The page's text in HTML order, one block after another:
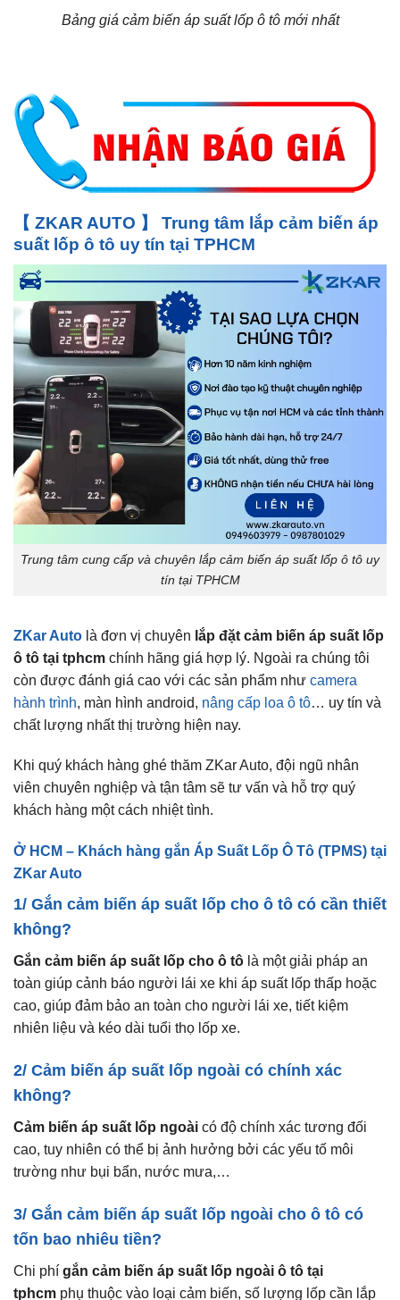
Bảng giá cảm biến áp suất lốp ô tô mới nhất
【 ZKAR AUTO 】 Trung tâm lắp cảm biến áp
suất lốp ô tô uy tín tại TPHCM
Trung tâm cung cấp và chuyên lắp cảm biến áp suất lốp ô tô uy
tín tại TPHCM
ZKar Auto là đơn vị chuyên lắp đặt cảm biến áp suất lốp
ô tô tại tphcm chính hãng giá hợp lý. Ngoài ra chúng tôi
còn được đánh giá cao với các sản phẩm như camera
hành trình, màn hình android, nâng cấp loa ô tô… uy tín và
chất lượng nhất thị trường hiện nay.
Khi quý khách hàng ghé thăm ZKar Auto, đội ngũ nhân
viên chuyên nghiệp và tận tâm sẽ tư vấn và hỗ trợ quý
khách hàng một cách nhiệt tình.
Ở HCM – Khách hàng gắn Áp Suất Lốp Ô Tô (TPMS) tại
ZKar Auto
1/ Gắn cảm biến áp suất lốp cho ô tô có cần thiết
không?
Gắn cảm biến áp suất lốp cho ô tô là một giải pháp an
toàn giúp cảnh báo người lái xe khi áp suất lốp thấp hoặc
cao, giúp đảm bảo an toàn cho người lái xe, tiết kiệm
nhiên liệu và kéo dài tuổi thọ lốp xe.
2/ Cảm biến áp suất lốp ngoài có chính xác
không?
Cảm biến áp suất lốp ngoài có độ chính xác tương đối
cao, tuy nhiên có thể bị ảnh hưởng bởi các yếu tố môi
trường như bụi bẩn, nước mưa,…
3/ Gắn cảm biến áp suất lốp ngoài cho ô tô có
tốn bao nhiêu tiền?
Chi phí gắn cảm biến áp suất lốp ngoài ô tô tại
tphcm phụ thuộc vào loại cảm biến, số lượng lốp cần lắp